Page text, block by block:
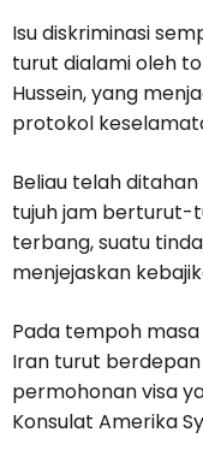
Isu diskriminasi
turut dialami oleh
Hussein, yang
protokol
Beliau telah
tujuh jam berturut-
terbang, suatu
menjejaskan
Pada tempoh
Iran turut
permohonan visa
Konsulat Amerika